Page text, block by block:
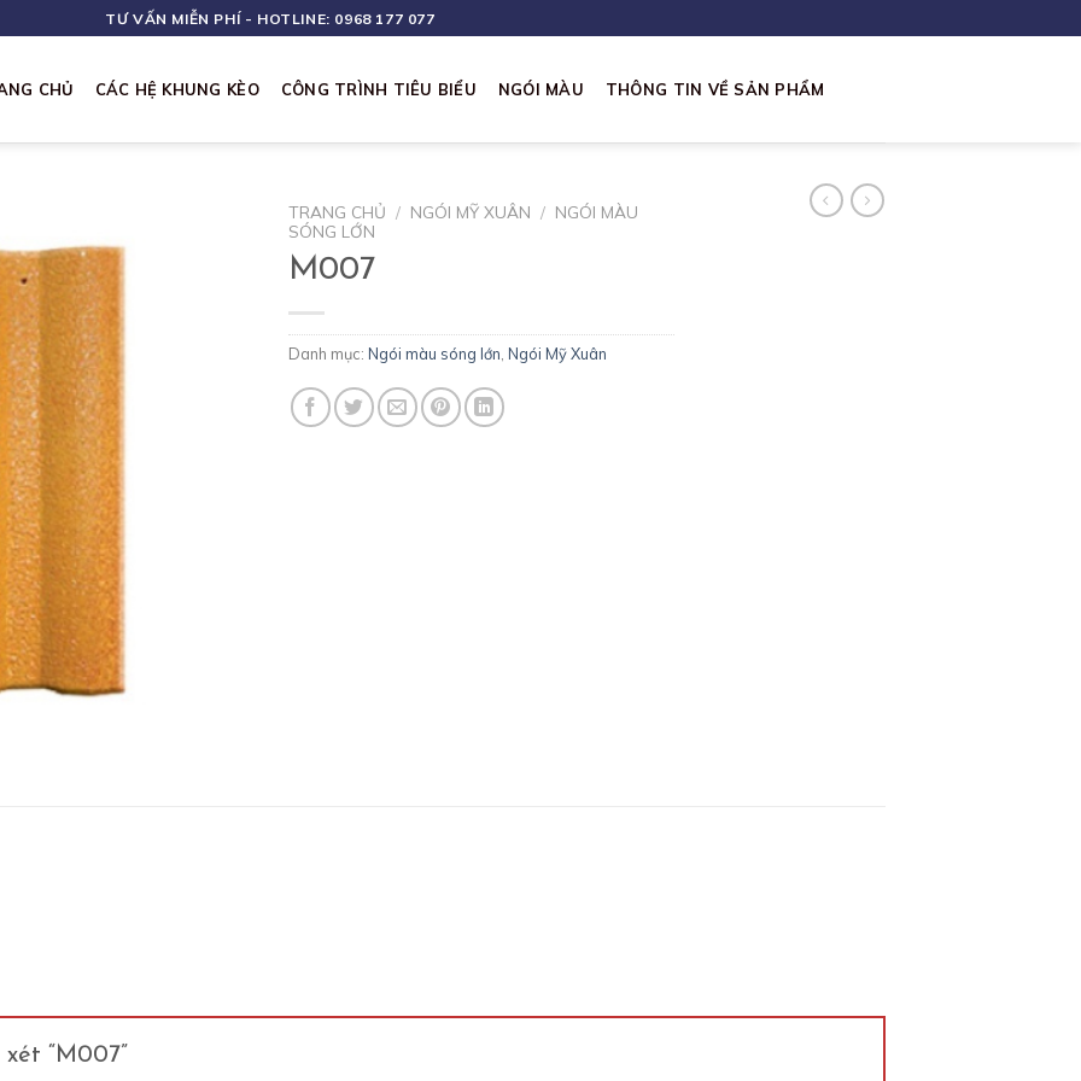
TƯ VẤN MIỄN PHÍ - HOTLINE: 0968 177 077
CHỦ CÁC HỆ KHUNG KÈO CÔNG TRÌNH TIÊU BIỂU NGÓI MÀU THÔNG TIN VỀ SẢN PHẨM
TRANG CHỦ / NGÓI MỸ XUÂN / NGÓI MÀU
SÓNG LỚN
M007
Danh mục: Ngói màu sóng lớn Ngói Mỹ Xuân
“M007”